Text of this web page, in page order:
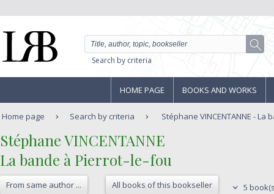
Search by criteria
HOME PAGE BOOKS AND WORKS
Home page Search by criteria Stéphane VINCENTANNE -
‎Stéphane VINCENTANNE‎
‎La bande à Pierrot-le-fou‎
From same author ... All books of this bookseller 5